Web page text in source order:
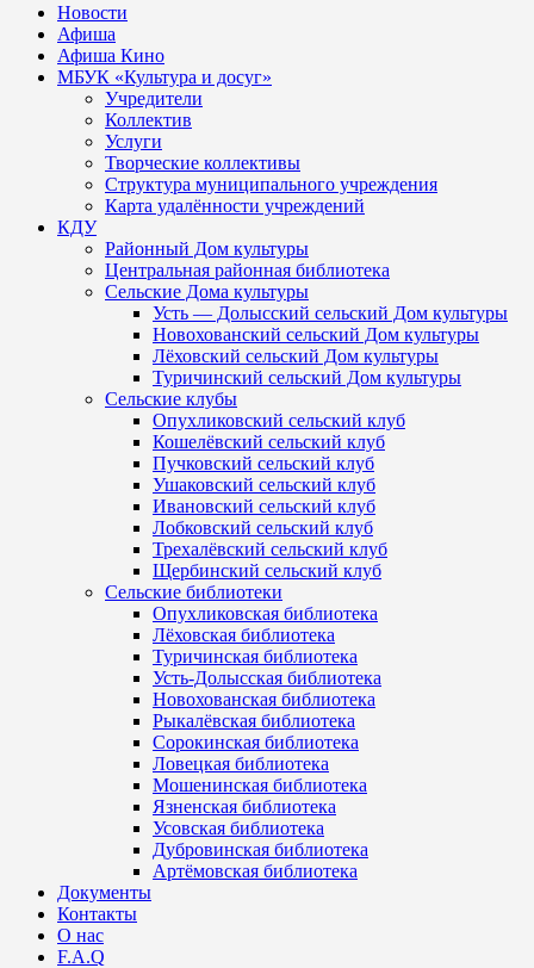
Новости
Афиша
Афиша Кино
МБУК «Культура и досуг»
Учредители
Коллектив
Услуги
Творческие коллективы
Структура муниципального учреждения
Карта удалённости учреждений
КДУ
Районный Дом культуры
Центральная районная библиотека
Сельские Дома культуры
Усть — Долысский сельский Дом культуры
Новохованский сельский Дом культуры
Лёховский сельский Дом культуры
Туричинский сельский Дом культуры
Сельские клубы
Опухликовский сельский клуб
Кошелёвский сельский клуб
Пучковский сельский клуб
Ушаковский сельский клуб
Ивановский сельский клуб
Лобковский сельский клуб
Трехалёвский сельский клуб
Щербинский сельский клуб
Сельские библиотеки
Опухликовская библиотека
Лёховская библиотека
Туричинская библиотека
Усть-Долысская библиотека
Новохованская библиотека
Рыкалёвская библиотека
Сорокинская библиотека
Ловецкая библиотека
Мошенинская библиотека
Язненская библиотека
Усовская библиотека
Дубровинская библиотека
Артёмовская библиотека
Документы
Контакты
О нас
F.A.Q